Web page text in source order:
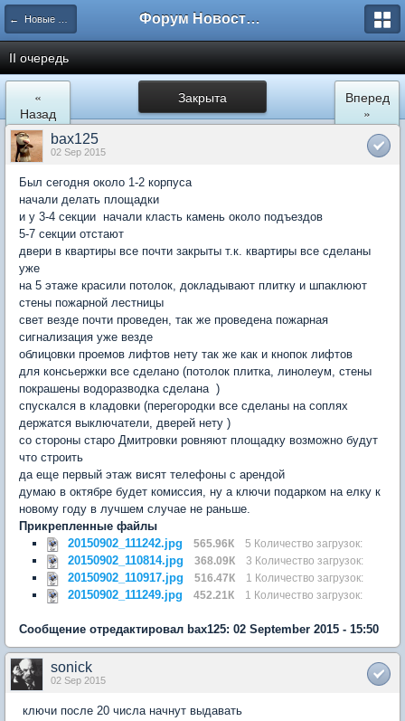
← Новые Водники Форум Новостройки
II очередь
Закрыта
«
Назад
Вперед
»
bax125
02 Sep 2015
Был сегодня около 1-2 корпуса
начали делать площадки
и у 3-4 секции начали класть камень около подъездов
5-7 секции отстают
двери в квартиры все почти закрыты т.к. квартиры все сделаны
уже
на 5 этаже красили потолок, докладывают плитку и шпаклюют
стены пожарной лестницы
свет везде почти проведен, так же проведена пожарная
сигнализация уже везде
облицовки проемов лифтов нету так же как и кнопок лифтов
для консьержки все сделано (потолок плитка, линолеум, стены
покрашены водоразводка сделана )
спускался в кладовки (перегородки все сделаны на соплях
держатся выключатели, дверей нету )
со стороны старо Дмитровки ровняют площадку возможно будут
что строить
да еще первый этаж висят телефоны с арендой
думаю в октябре будет комиссия, ну а ключи подарком на елку к
новому году в лучшем случае не раньше.
Прикрепленные файлы
20150902_111242.jpg
565.96К 5 Количество загрузок:
20150902_110814.jpg 368.09К 3 Количество загрузок:
20150902_110917.jpg 516.47К 1 Количество загрузок:
20150902_111249.jpg 452.21К 1 Количество загрузок:
Сообщение отредактировал bax125: 02 September 2015 - 15:50
sonick
02 Sep 2015
ключи после 20 числа начнут выдавать